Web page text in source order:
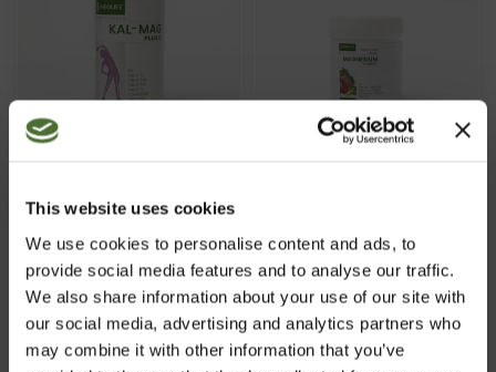
This website uses cookies
We use cookies to personalise content and ads, to
provide social media features and to analyse our traffic.
We also share information about your use of our site with
our social media, advertising and analytics partners who
may combine it with other information that you’ve
ART.NR: 724
209,00/stk
Køb
ART.NR: 805
190,00/stk
Køb